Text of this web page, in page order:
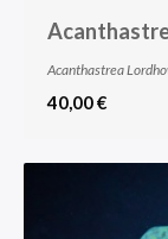
Acanthastrea
40,00 €